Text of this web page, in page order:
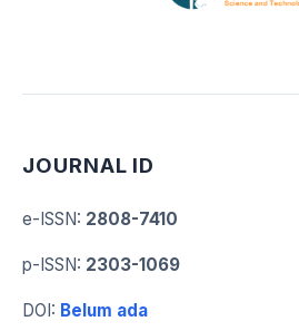
JOURNAL ID
e-ISSN: 2808-7410
p-ISSN: 2303-1069
DOI: Belum ada